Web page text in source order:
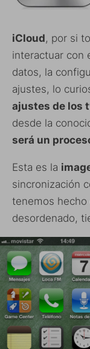
iCloud, por si
interactuar con
datos, la
ajustes, lo
ajustes de los
desde la
será un
Esta es la
sincronización
tenemos hecho
desordenado,